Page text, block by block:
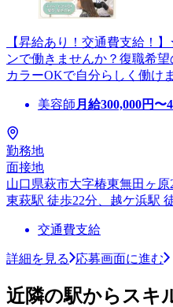
【昇給あり！交通費支給！
ンで働きませんか？復職希
カラーOKで自分らしく働け
美容師 月給300,000円〜
勤務地
面接地
山口県萩市大字椿東無田ヶ原
東萩駅 徒歩22分、越ケ浜駅
交通費支給
詳細を見る 応募画面に進む
近隣の駅からスキ